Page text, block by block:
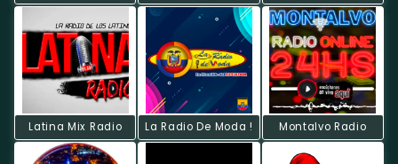
Latina Mix Radio La Radio De Moda ! Montalvo Radio